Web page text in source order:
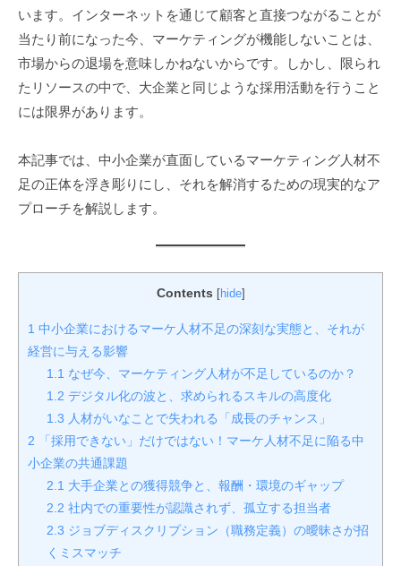
います。インターネットを通じて顧客と直接つながることが
当たり前になった今、マーケティングが機能しないことは、
市場からの退場を意味しかねないからです。しかし、限られ
たリソースの中で、大企業と同じような採用活動を行うこと
には限界があります。
本記事では、中小企業が直面しているマーケティング人材不
足の正体を浮き彫りにし、それを解消するための現実的なア
プローチを解説します。
Contents [hide]
1 中小企業におけるマーケ人材不足の深刻な実態と、それが
経営に与える影響
1.1 なぜ今、マーケティング人材が不足しているのか？
1.2 デジタル化の波と、求められるスキルの高度化
1.3 人材がいなことで失われる「成長のチャンス」
2 「採用できない」だけではない！マーケ人材不足に陥る中
小企業の共通課題
2.1 大手企業との獲得競争と、報酬・環境のギャップ
2.2 社内での重要性が認識されず、孤立する担当者
2.3 ジョブディスクリプション（職務定義）の曖昧さが招
くミスマッチ